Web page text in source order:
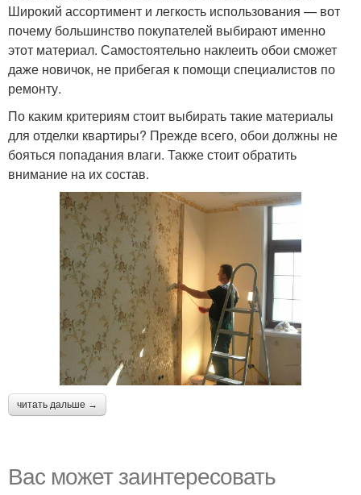
Широкий ассортимент и легкость использования — вот
почему большинство покупателей выбирают именно
этот материал. Самостоятельно наклеить обои сможет
даже новичок, не прибегая к помощи специалистов по
ремонту.
По каким критериям стоит выбирать такие материалы
для отделки квартиры? Прежде всего, обои должны не
бояться попадания влаги. Также стоит обратить
внимание на их состав.
читать дальше →
Вас может заинтересовать